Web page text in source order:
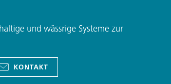
Feuerfestindustrie
und wässrige Systeme zur
KONTAKT